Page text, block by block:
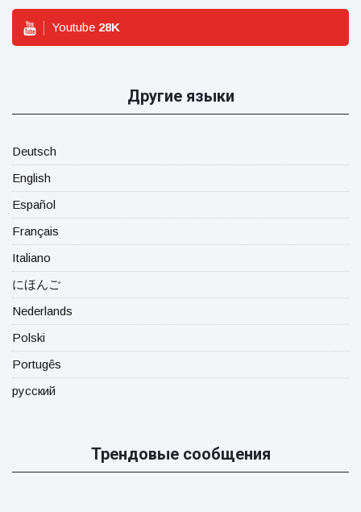
Youtube 28K
Другие языки
Deutsch
English
Español
Français
Italiano
にほんご
Nederlands
Polski
Portugês
русский
Трендовые сообщения